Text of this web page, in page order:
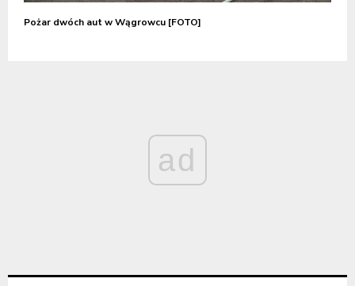
Pożar dwóch aut w Wągrowcu [FOTO]
ad